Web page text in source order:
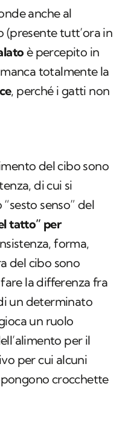
anche al
tutt’ora in
è percepito in
totalmente la
, perché i gatti non
del cibo sono
di cui si
senso” del
tatto” per
forma,
del cibo sono
la differenza fra
un determinato
un ruolo
per il
per cui alcuni
crocchette